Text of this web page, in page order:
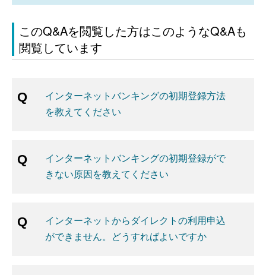
このQ&Aを閲覧した方はこのようなQ&Aも
閲覧しています
インターネットバンキングの初期登録方法
を教えてください
インターネットバンキングの初期登録がで
きない原因を教えてください
インターネットからダイレクトの利用申込
ができません。どうすればよいですか